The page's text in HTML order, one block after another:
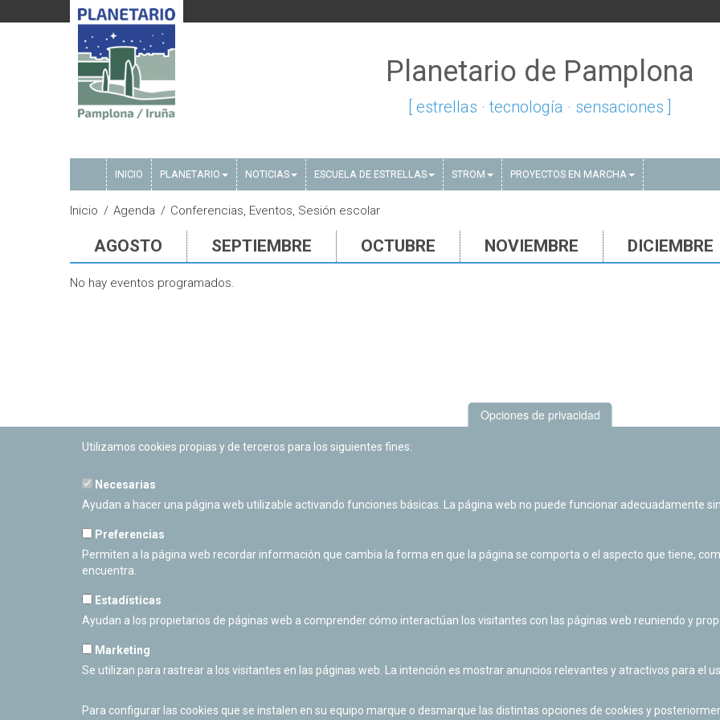
Planetario de Pamplona
[ estrellas · tecnología · sensaciones ]
INICIO PLANETARIO NOTICIAS ESCUELA DE ESTRELLAS STROM PROYECTOS EN MARCHA
Inicio Agenda Conferencias, Eventos, Sesión escolar
AGOSTO SEPTIEMBRE OCTUBRE NOVIEMBRE DICIEMBRE
No hay eventos programados.
PLANETARIO DE PAMPLONA
Calle Sancho RamÃ­rez, s/n
Cerrado Temporalmente
Opciones de privacidad
Utilizamos cookies propias y de terceros para los siguientes fines:
Necesarias
Ayudan a hacer una página web utilizable activando funciones básicas. La página web no puede funcionar adecuadamente
Preferencias
Permiten a la página web recordar información que cambia la forma en que la página se comporta o el aspecto que tiene,
encuentra.
Estadísticas
Ayudan a los propietarios de páginas web a comprender cómo interactúan los visitantes con las páginas web reuniendo y
Marketing
Se utilizan para rastrear a los visitantes en las páginas web. La intención es mostrar anuncios relevantes y atractivos para el
Para configurar las cookies que se instalen en su equipo marque o desmarque las distintas opciones de cookies y